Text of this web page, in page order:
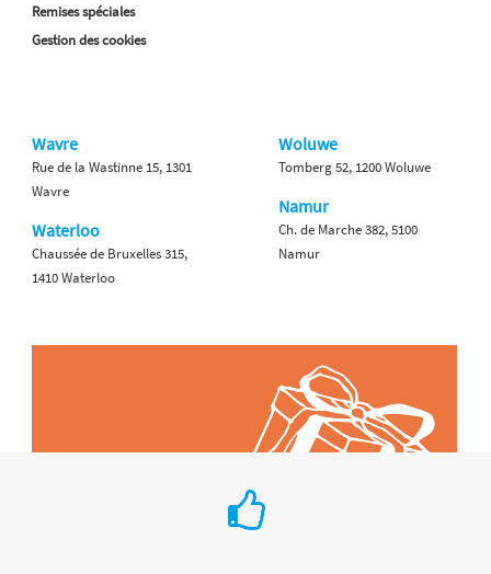
Remises spéciales
Gestion des cookies
Wavre
Rue de la Wastinne 15, 1301
Wavre
Waterloo
Chaussée de Bruxelles 315,
1410 Waterloo
Woluwe
Tomberg 52, 1200 Woluwe
Namur
Ch. de Marche 382, 5100
Namur